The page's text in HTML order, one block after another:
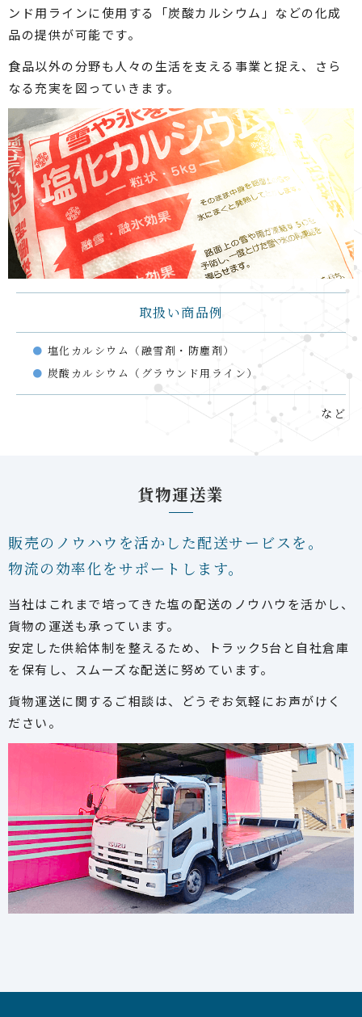
ンド用ラインに使用する「炭酸カルシウム」などの化成
品の提供が可能です。
食品以外の分野も人々の生活を支える事業と捉え、さら
なる充実を図っていきます。
取扱い商品例
塩化カルシウム（融雪剤・防塵剤）
炭酸カルシウム（グラウンド用ライン）
など
貨物運送業
販売のノウハウを活かした配送サービスを。
物流の効率化をサポートします。
当社はこれまで培ってきた塩の配送のノウハウを活かし、
貨物の運送も承っています。
安定した供給体制を整えるため、トラック5台と自社倉庫
を保有し、スムーズな配送に努めています。
貨物運送に関するご相談は、どうぞお気軽にお声がけく
ださい。